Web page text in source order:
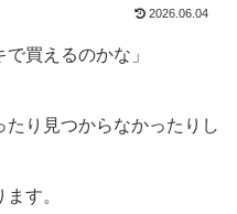
2026.06.04
買えるのかな」
り見つからなかったりし
す。